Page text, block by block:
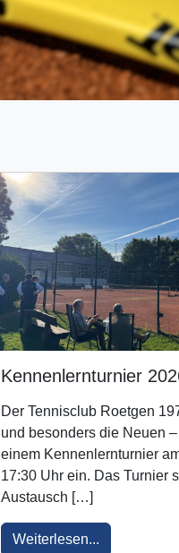
Kennenlernturnier
Der Tennisclub Roetgen
und besonders die Neuen
einem Kennenlernturnier
17:30 Uhr ein. Das Turnier
Austausch […]
Weiterlesen...